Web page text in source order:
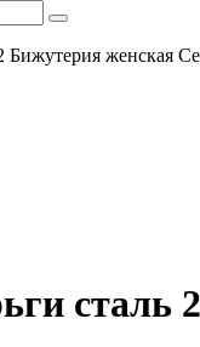
Бижутерия женская
сталь